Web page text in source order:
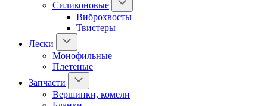
Силиконовые
Виброхвосты
Твистеры
Лески
Монофильные
Плетеные
Запчасти
Вершинки, комели